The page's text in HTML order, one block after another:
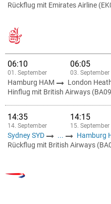
Rückflug mit Emirates Airline
06:10
01. September
06:05
03. September
Hamburg HAM London
Hinflug mit British Airways
14:35
14. September
14:15
15. September
Sydney SYD ...
Hamburg
Rückflug mit British Airways